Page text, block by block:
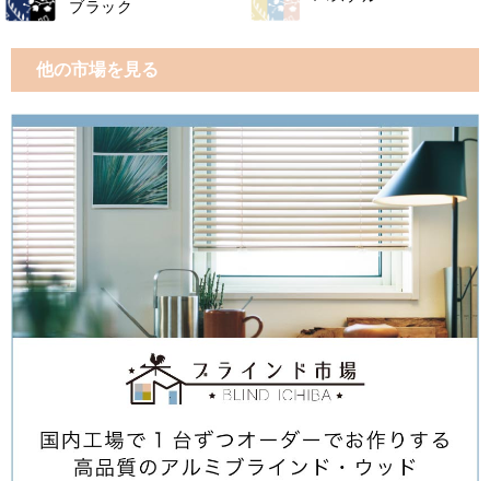
ブラック
他の市場を見る